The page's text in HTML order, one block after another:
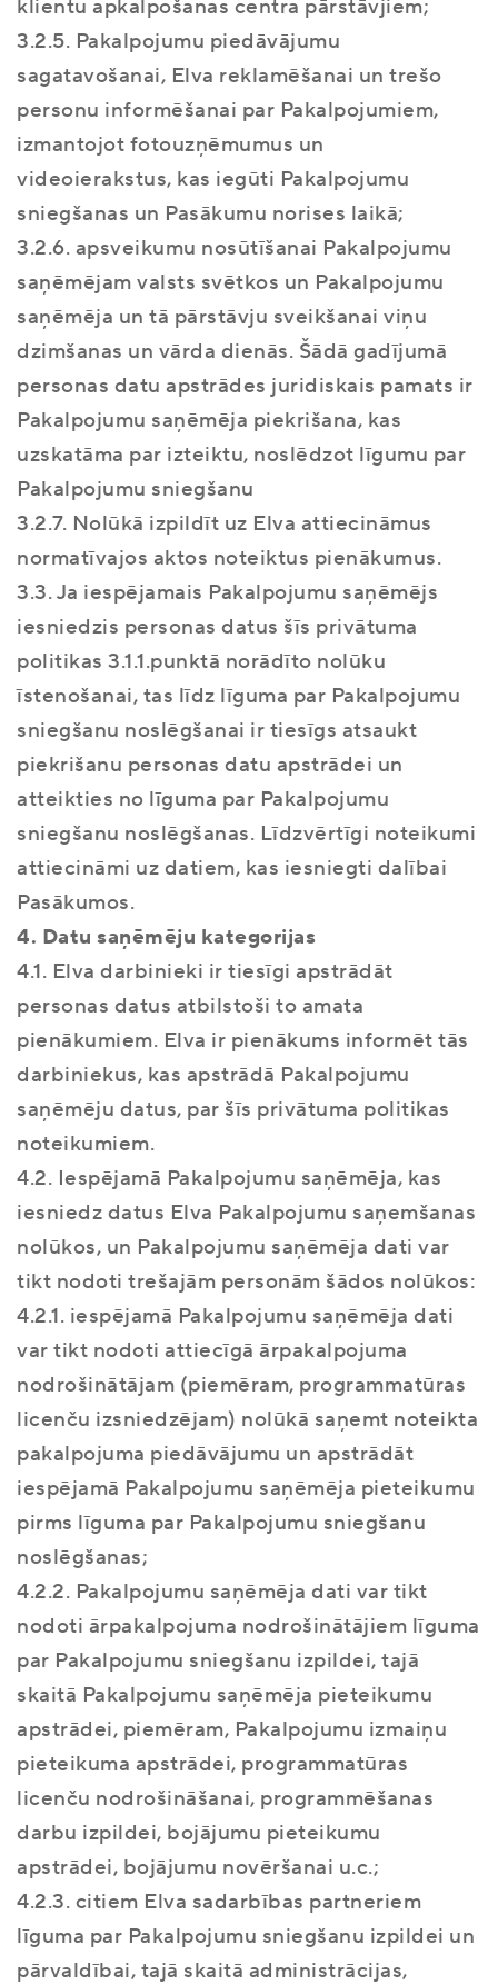
klientu apkalpošanas centra pārstāvjiem;
3.2.5. Pakalpojumu piedāvājumu
sagatavošanai, Elva reklamēšanai un trešo
personu informēšanai par Pakalpojumiem,
izmantojot fotouzņēmumus un
videoierakstus, kas iegūti Pakalpojumu
sniegšanas un Pasākumu norises laikā;
3.2.6. apsveikumu nosūtīšanai Pakalpojumu
saņēmējam valsts svētkos un Pakalpojumu
saņēmēja un tā pārstāvju sveikšanai viņu
dzimšanas un vārda dienās. Šādā gadījumā
personas datu apstrādes juridiskais pamats ir
Pakalpojumu saņēmēja piekrišana, kas
uzskatāma par izteiktu, noslēdzot līgumu par
Pakalpojumu sniegšanu
3.2.7. Nolūkā izpildīt uz Elva attiecināmus
normatīvajos aktos noteiktus pienākumus.
3.3. Ja iespējamais Pakalpojumu saņēmējs
iesniedzis personas datus šīs privātuma
politikas 3.1.1.punktā norādīto nolūku
īstenošanai, tas līdz līguma par Pakalpojumu
sniegšanu noslēgšanai ir tiesīgs atsaukt
piekrišanu personas datu apstrādei un
atteikties no līguma par Pakalpojumu
sniegšanu noslēgšanas. Līdzvērtīgi noteikumi
attiecināmi uz datiem, kas iesniegti dalībai
Pasākumos.
4. Datu saņēmēju kategorijas
4.1. Elva darbinieki ir tiesīgi apstrādāt
personas datus atbilstoši to amata
pienākumiem. Elva ir pienākums informēt tās
darbiniekus, kas apstrādā Pakalpojumu
saņēmēju datus, par šīs privātuma politikas
noteikumiem.
4.2. Iespējamā Pakalpojumu saņēmēja, kas
iesniedz datus Elva Pakalpojumu saņemšanas
nolūkos, un Pakalpojumu saņēmēja dati var
tikt nodoti trešajām personām šādos nolūkos:
4.2.1. iespējamā Pakalpojumu saņēmēja dati
var tikt nodoti attiecīgā ārpakalpojuma
nodrošinātājam (piemēram, programmatūras
licenču izsniedzējam) nolūkā saņemt noteikta
pakalpojuma piedāvājumu un apstrādāt
iespējamā Pakalpojumu saņēmēja pieteikumu
pirms līguma par Pakalpojumu sniegšanu
noslēgšanas;
4.2.2. Pakalpojumu saņēmēja dati var tikt
nodoti ārpakalpojuma nodrošinātājiem līguma
par Pakalpojumu sniegšanu izpildei, tajā
skaitā Pakalpojumu saņēmēja pieteikumu
apstrādei, piemēram, Pakalpojumu izmaiņu
pieteikuma apstrādei, programmatūras
licenču nodrošināšanai, programmēšanas
darbu izpildei, bojājumu pieteikumu
apstrādei, bojājumu novēršanai u.c.;
4.2.3. citiem Elva sadarbības partneriem
līguma par Pakalpojumu sniegšanu izpildei un
pārvaldībai, tajā skaitā administrācijas,